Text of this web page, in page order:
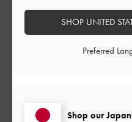
品質
とて
このレビ
Shop our
SHOP UNITED
Preferred